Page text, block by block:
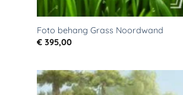
Foto behang Grass Noordwand
€395,00